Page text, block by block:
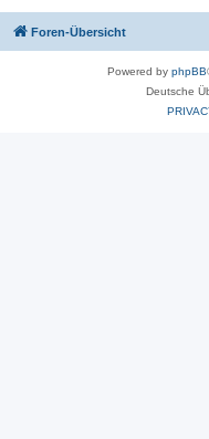
Foren-Übersicht
Powered by phpBB
Deutsche